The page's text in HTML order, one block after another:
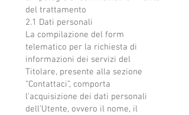
del trattamento
2.1 Dati personali
La compilazione del form
telematico per la richiesta di
informazioni dei servizi del
Titolare, presente alla sezione
“Contattaci”, comporta
l’acquisizione dei dati personali
dell’Utente, ovvero il nome, il